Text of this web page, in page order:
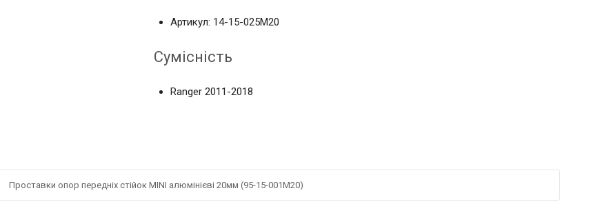
Артикул: 14-15-025M20
Сумісність
Ranger 2011-2018
Проставки опор передніх стійок MINI алюмінієві 20мм (95-15-001М20)